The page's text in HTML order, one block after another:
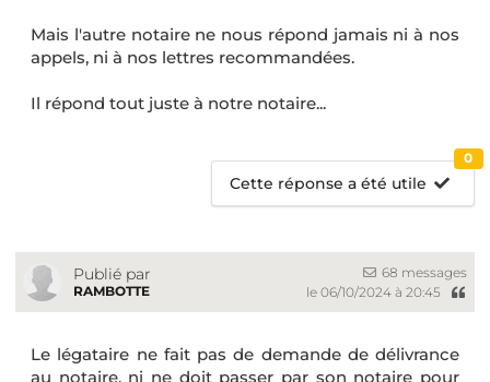
Mais l'autre notaire ne nous répond jamais ni à nos
appels, ni à nos lettres recommandées.
Il répond tout juste à notre notaire...
Cette réponse a été utile
0
Publié par
RAMBOTTE
68 messages
le 06/10/2024 à 20:45
Le légataire ne fait pas de demande de délivrance
au notaire, ni ne doit passer par son notaire pour